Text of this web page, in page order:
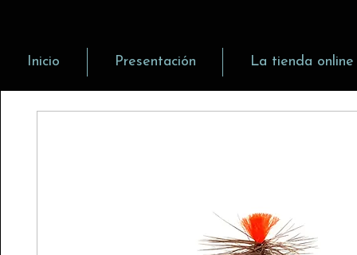
Inicio Presentación La tienda online